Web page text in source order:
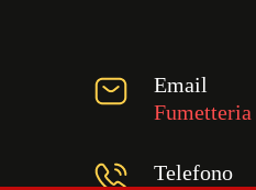
Email
Fumetteria
Telefono